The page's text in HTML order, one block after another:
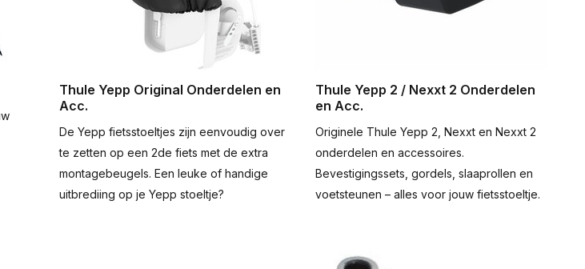
Thule Yepp Original Onderdelen en
Acc.
De Yepp fietsstoeltjes zijn eenvoudig over
te zetten op een 2de fiets met de extra
montagebeugels. Een leuke of handige
uitbrediing op je Yepp stoeltje?
Thule Yepp 2 / Nexxt 2 Onderdelen
en Acc.
Originele Thule Yepp 2, Nexxt en Nexxt 2
onderdelen en accessoires.
Bevestigingssets, gordels, slaaprollen en
voetsteunen – alles voor jouw fietsstoeltje.